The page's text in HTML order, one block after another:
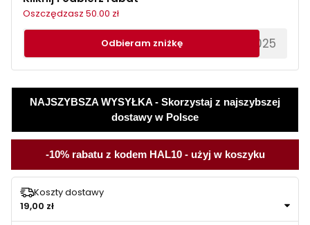
Oszczędzasz 50.00 zł
********EWS2025
Odbieram zniżkę
NAJSZYBSZA WYSYŁKA - Skorzystaj z najszybszej
dostawy w Polsce
-10% rabatu z kodem HAL10 - użyj w koszyku
Koszty dostawy
19,00 zł